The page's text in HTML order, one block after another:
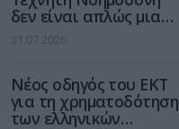
δεν είναι απλώς μια
νέα τεχνολογία, είναι
μια νέα βιομηχανική
31.07.2026
Νέος οδηγός του ΕΚΤ
για τη χρηματοδότηση
των ελληνικών